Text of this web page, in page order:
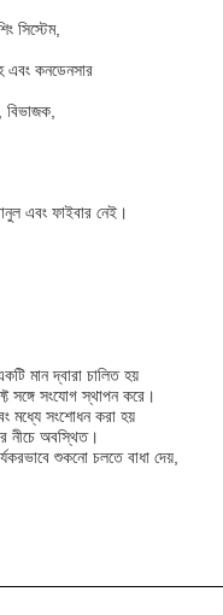
সিস্টেম,
এবং কনডেনসার
বিভাজক,
এবং ফাইবার নেই।
মান দ্বারা চালিত হয়
সঙ্গে সংযোগ স্থাপন করে।
মধ্যে সংশোধন করা হয়
নীচে অবস্থিত।
শুকনো চলতে বাধা দেয়,